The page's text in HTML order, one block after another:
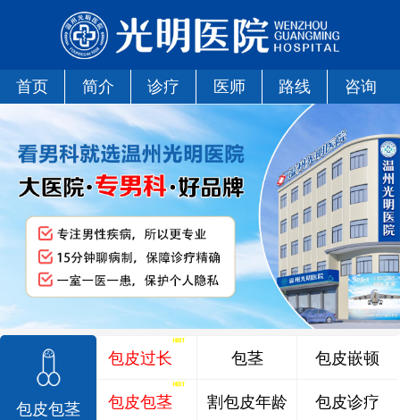
首页 简介 诊疗 医师 路线 咨询
包皮包茎
包皮过长
包皮包茎
包茎
割包皮年龄
包皮嵌顿
包皮诊疗